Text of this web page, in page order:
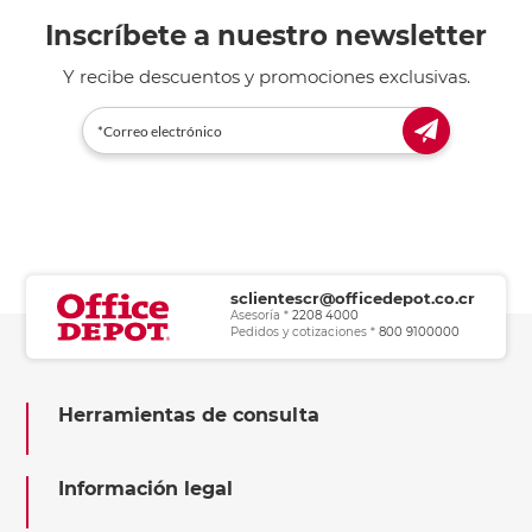
Inscríbete a nuestro newsletter
Y recibe descuentos y promociones exclusivas.
sclientescr@officedepot.co.cr
Asesoría *2208 4000
Pedidos y cotizaciones *800 9100000
Herramientas de consulta
Información legal